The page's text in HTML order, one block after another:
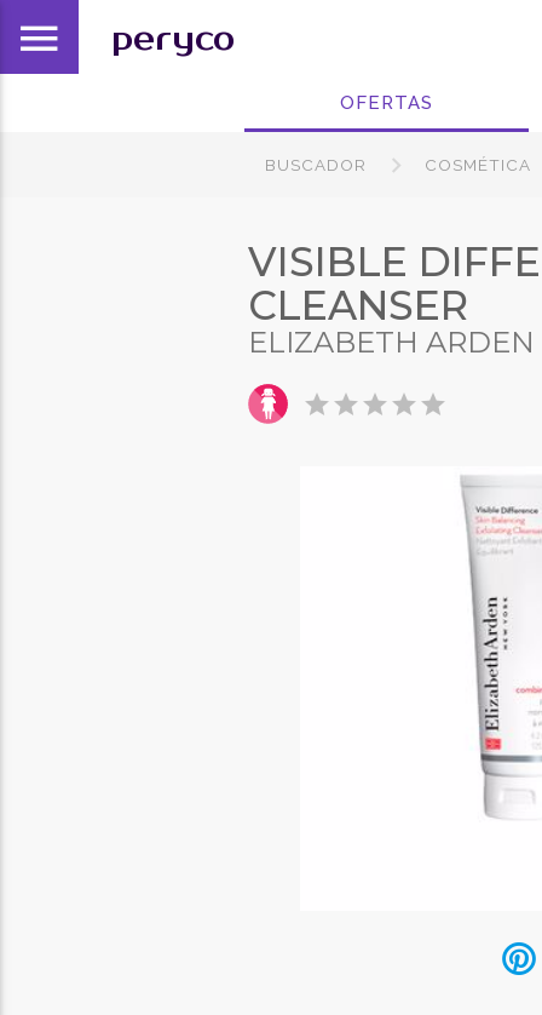
menu peryco
OFERTAS
BUSCADOR COSMÉTICA
VISIBLE
CLEANSER
ELIZABETH ARDEN
starstarstarstarstar